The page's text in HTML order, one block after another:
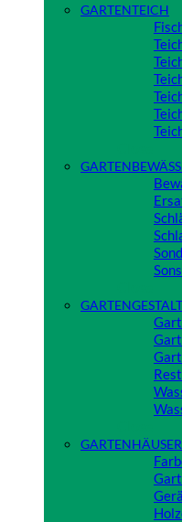
GARTENTEICH